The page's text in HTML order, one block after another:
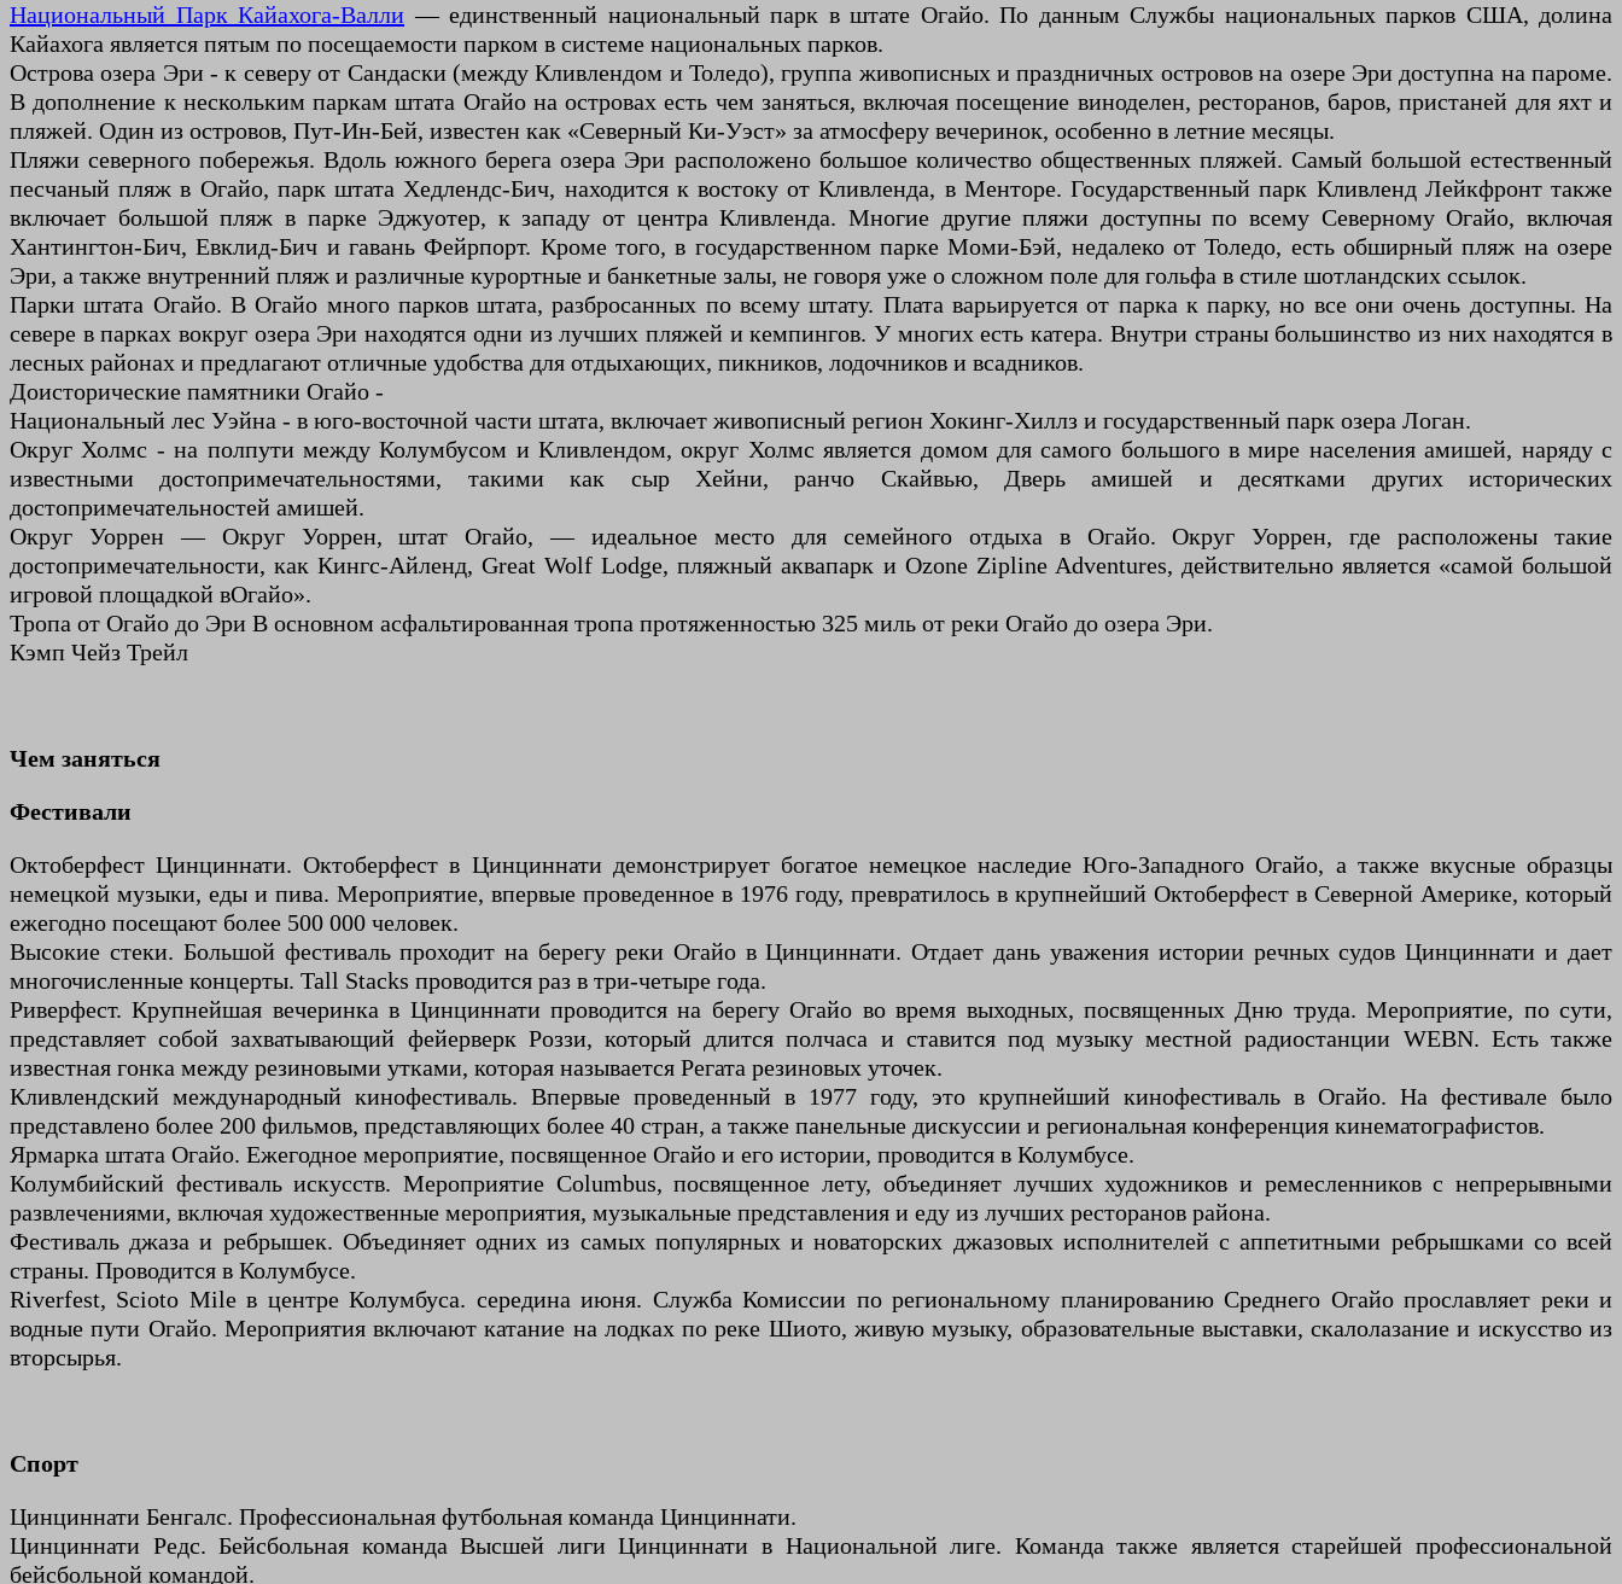
Национальный Парк Кайахога-Валли — единственный национальный парк в штате Огайо. По данным Службы национальных парков США, долина
Кайахога является пятым по посещаемости парком в системе национальных парков.
Острова озера Эри - к северу от Сандаски (между Кливлендом и Толедо), группа живописных и праздничных островов на озере Эри доступна на пароме.
В дополнение к нескольким паркам штата Огайо на островах есть чем заняться, включая посещение виноделен, ресторанов, баров, пристаней для яхт и
пляжей. Один из островов, Пут-Ин-Бей, известен как «Северный Ки-Уэст» за атмосферу вечеринок, особенно в летние месяцы.
Пляжи северного побережья. Вдоль южного берега озера Эри расположено большое количество общественных пляжей. Самый большой естественный
песчаный пляж в Огайо, парк штата Хедлендс-Бич, находится к востоку от Кливленда, в Менторе. Государственный парк Кливленд Лейкфронт также
включает большой пляж в парке Эджуотер, к западу от центра Кливленда. Многие другие пляжи доступны по всему Северному Огайо, включая
Хантингтон-Бич, Евклид-Бич и гавань Фейрпорт. Кроме того, в государственном парке Моми-Бэй, недалеко от Толедо, есть обширный пляж на озере
Эри, а также внутренний пляж и различные курортные и банкетные залы, не говоря уже о сложном поле для гольфа в стиле шотландских ссылок.
Парки штата Огайо. В Огайо много парков штата, разбросанных по всему штату. Плата варьируется от парка к парку, но все они очень доступны. На
севере в парках вокруг озера Эри находятся одни из лучших пляжей и кемпингов. У многих есть катера. Внутри страны большинство из них находятся в
лесных районах и предлагают отличные удобства для отдыхающих, пикников, лодочников и всадников.
Доисторические памятники Огайо -
Национальный лес Уэйна - в юго-восточной части штата, включает живописный регион Хокинг-Хиллз и государственный парк озера Логан.
Округ Холмс - на полпути между Колумбусом и Кливлендом, округ Холмс является домом для самого большого в мире населения амишей, наряду с
известными достопримечательностями, такими как сыр Хейни, ранчо Скайвью, Дверь амишей и десятками других исторических
достопримечательностей амишей.
Округ Уоррен — Округ Уоррен, штат Огайо, — идеальное место для семейного отдыха в Огайо. Округ Уоррен, где расположены такие
достопримечательности, как Кингс-Айленд, Great Wolf Lodge, пляжный аквапарк и Ozone Zipline Adventures, действительно является «самой большой
игровой площадкой в ​​​​Огайо».
Тропа от Огайо до Эри В основном асфальтированная тропа протяженностью 325 миль от реки Огайо до озера Эри.
Кэмп Чейз Трейл
Чем заняться
Фестивали
Октоберфест Цинциннати. Октоберфест в Цинциннати демонстрирует богатое немецкое наследие Юго-Западного Огайо, а также вкусные образцы
немецкой музыки, еды и пива. Мероприятие, впервые проведенное в 1976 году, превратилось в крупнейший Октоберфест в Северной Америке, который
ежегодно посещают более 500 000 человек.
Высокие стеки. Большой фестиваль проходит на берегу реки Огайо в Цинциннати. Отдает дань уважения истории речных судов Цинциннати и дает
многочисленные концерты. Tall Stacks проводится раз в три-четыре года.
Риверфест. Крупнейшая вечеринка в Цинциннати проводится на берегу Огайо во время выходных, посвященных Дню труда. Мероприятие, по сути,
представляет собой захватывающий фейерверк Роззи, который длится полчаса и ставится под музыку местной радиостанции WEBN. Есть также
известная гонка между резиновыми утками, которая называется Регата резиновых уточек.
Кливлендский международный кинофестиваль. Впервые проведенный в 1977 году, это крупнейший кинофестиваль в Огайо. На фестивале было
представлено более 200 фильмов, представляющих более 40 стран, а также панельные дискуссии и региональная конференция кинематографистов.
Ярмарка штата Огайо. Ежегодное мероприятие, посвященное Огайо и его истории, проводится в Колумбусе.
Колумбийский фестиваль искусств. Мероприятие Columbus, посвященное лету, объединяет лучших художников и ремесленников с непрерывными
развлечениями, включая художественные мероприятия, музыкальные представления и еду из лучших ресторанов района.
Фестиваль джаза и ребрышек. Объединяет одних из самых популярных и новаторских джазовых исполнителей с аппетитными ребрышками со всей
страны. Проводится в Колумбусе.
Riverfest, Scioto Mile в центре Колумбуса. середина июня. Служба Комиссии по региональному планированию Среднего Огайо прославляет реки и
водные пути Огайо. Мероприятия включают катание на лодках по реке Шиото, живую музыку, образовательные выставки, скалолазание и искусство из
вторсырья.
Спорт
Цинциннати Бенгалс. Профессиональная футбольная команда Цинциннати.
Цинциннати Редс. Бейсбольная команда Высшей лиги Цинциннати в Национальной лиге. Команда также является старейшей профессиональной
бейсбольной командой.